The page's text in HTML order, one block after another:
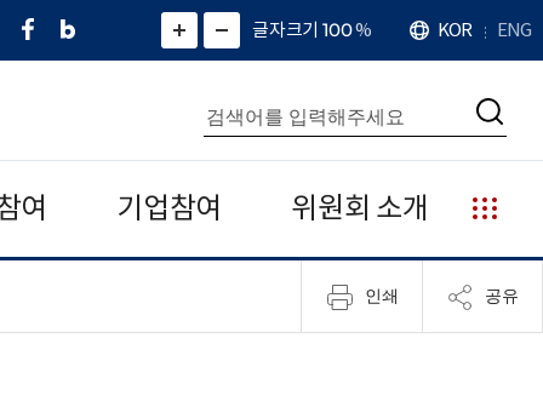
페
네
그
)
화
면
면
소
확
대
치
글자크기 100%
언
어
KOR ENG
통
합
검
색
검
여 기업참여 위원회 소개
누
리
집
안
인쇄 공유